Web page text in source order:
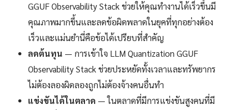
GGUF Observability Stack ช่วยให้คุณทำงานได้เร็วขึ้นมี
คุณภาพมากขึ้นและลดข้อผิดพลาดในยุคที่ทุกอย่างต้อง
เร็วและแม่นยำนี่คือข้อได้เปรียบที่สำคัญ
ลดต้นทุน — การเข้าใจ LLM Quantization GGUF
Observability Stack ช่วยประหยัดทั้งเวลาและทรัพยากร
ไม่ต้องลองผิดลองถูกไม่ต้องจ้างคนอื่นทำ
แข่งขันได้ในตลาด — ในตลาดที่มีการแข่งขันสูงคนที่มี